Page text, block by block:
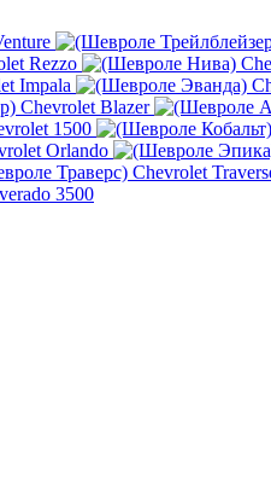
Rezzo
Impala
Chevrolet Blazer
1500
Orlando
Chevrolet
3500